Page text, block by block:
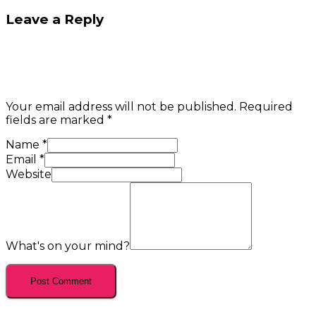
Leave a Reply
Your email address will not be published. Required
fields are marked *
Name *
Email *
Website
What's on your mind?